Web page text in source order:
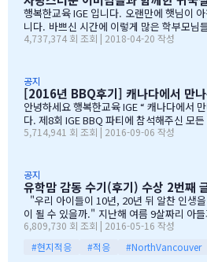
ANADA & WELCOME TO IGE 의미를 두고 있습니다.
GE 의 Motto 에 대해서, 언급드린봐와 같이,
그리고 상품 물건을 구입하면서, 필요하신
행복한교육 IGE 입니다. 오랜만에 햇님이
니다. 바쁘신 시간에 이렇게 많은 학부모님
자리를 빛내주셔서 진심으로 감사 또 감사드
rean 어머님들은 준비성은 최고 인걸 다시
다. 유학맘이야기에 댓글이 27 이였지만,
님들은 50분이 넘으셔서, 처음 오픈닝때 당
쁘신 와중에 참석해주신 [TD은행,오경호부
합보험,캐나다쉬핑(코쉽해운),한인모터스
데 불편한거 없이 꼼꼼히 준비하시기 바라며
한의 카톡 및 연락이 오지않을까 생각이 …
4,737,374 회 조회 | 2018-04-20 작성
공지
안녕하세요 행복한교육 IGE “ 캐나다에서 만나는 새로운 가족” 입니
다. 제8회 IGE BBQ 파티에 참석해주신 모든 IGE 가족분들께 진심으
로 감사드립니다. 오전에 비가 와서 걱정 또 걱정을 하였지만, 어느
전부터 차근 차근 준비하엿습니다. 많은 IGE 가족분들께서 참석해주
셧으며,(총114가족) 노스밴쿠버,랭리교육청
해주셧습니다. 11시30분부터 오픈닝을 시
파티 시작으로 START 하엿지요. 그 다음 자
찻기 그리고 Q & A 를 시작으로 학부모님들
물을 증정하는 즐거운 시간을 가져습니다. 매년 여름마다 BBQ 파티
를 진행하면서 시간이 정말 빨리 가는구나
5,714,941 회 조회 | 2016-09-06 작성
공지
유학맘 감동 수기(후기) 수상 2번째
"우리 아이들이 10년, 20년 뒤 알찬 인생
이 될 수 있을까." 지난해 여름 9살짜리 아들과 6살짜리 딸아이를 데
리고 캐나다 밴쿠버로 조기유학을 떠날 결심
르는 고민이었습니다. 지난 10여년동안 부모님과 함께 삼대가 살아
왔기에 고민은 더욱 컸습니다. 가족이 떨어
6,809,730 회 조회 | 2016-05-16 작성
#현지적응
#적응 #NorthVancouver